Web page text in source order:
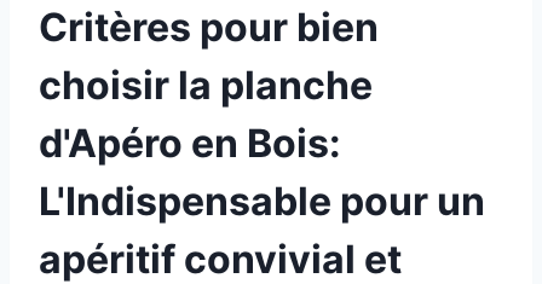
Critères pour bien
choisir la planche
d'Apéro en Bois:
L'Indispensable pour un
apéritif convivial et